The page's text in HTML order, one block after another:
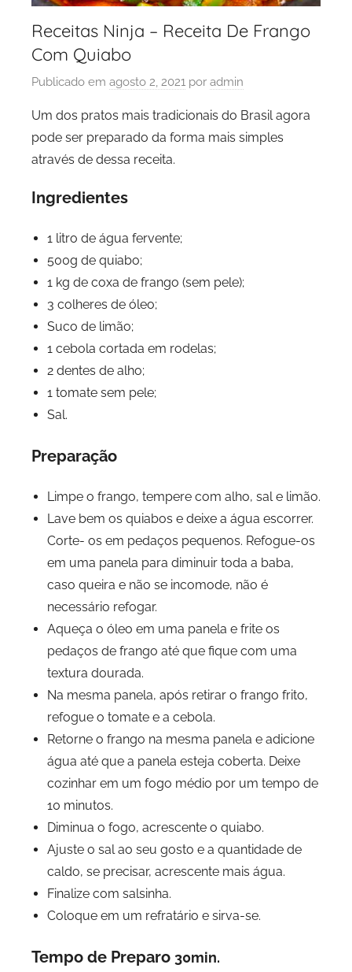
Receitas Ninja – Receita De Frango
Com Quiabo
Publicado em agosto 2, 2021 por admin
Um dos pratos mais tradicionais do Brasil agora
pode ser preparado da forma mais simples
através de dessa receita.
Ingredientes
1 litro de água fervente;
500g de quiabo;
1 kg de coxa de frango (sem pele);
3 colheres de óleo;
Suco de limão;
1 cebola cortada em rodelas;
2 dentes de alho;
1 tomate sem pele;
Sal.
Preparação
Limpe o frango, tempere com alho, sal e limão.
Lave bem os quiabos e deixe a água escorrer.
Corte- os em pedaços pequenos. Refogue-os
em uma panela para diminuir toda a baba,
caso queira e não se incomode, não é
necessário refogar.
Aqueça o óleo em uma panela e frite os
pedaços de frango até que fique com uma
textura dourada.
Na mesma panela, após retirar o frango frito,
refogue o tomate e a cebola.
Retorne o frango na mesma panela e adicione
água até que a panela esteja coberta. Deixe
cozinhar em um fogo médio por um tempo de
10 minutos.
Diminua o fogo, acrescente o quiabo.
Ajuste o sal ao seu gosto e a quantidade de
caldo, se precisar, acrescente mais água.
Finalize com salsinha.
Coloque em um refratário e sirva-se.
Tempo de Preparo 30min.